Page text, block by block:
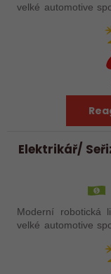
velké automotive
Elektrikář/
Moderní robotická
velké automotive